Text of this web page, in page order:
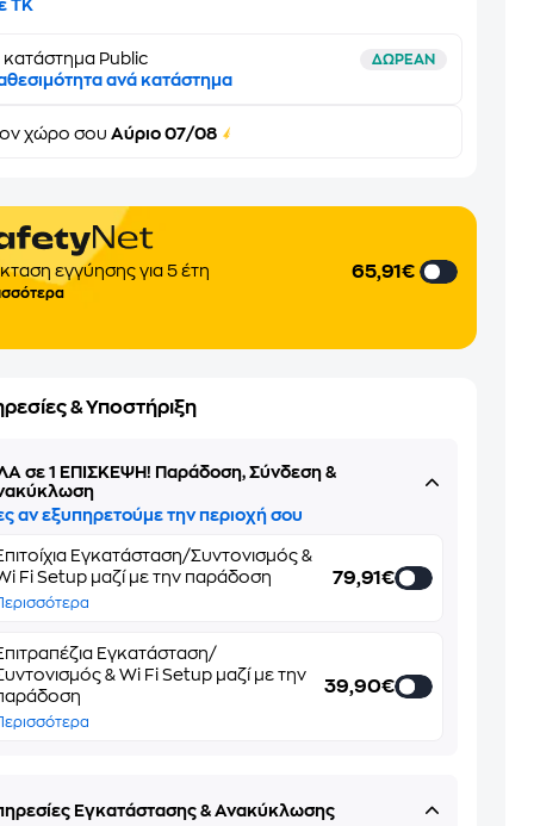
ΤΚ
κατάστημα Public ΔΩΡΕΑΝ
ανά κατάστημα
χώρο σου Αύριο 07/08
εγγύησης για 5 έτη 65,91€
& Υποστήριξη
σε 1 ΕΠΙΣΚΕΨΗ! Παράδοση, Σύνδεση &
αν εξυπηρετούμε την περιοχή σου
Εγκατάσταση/Συντονισμός &
Fi Setup μαζί με την παράδοση
79,91€
Εγκατάσταση/
& Wi Fi Setup μαζί με την
39,90€
Εγκατάστασης & Ανακύκλωσης